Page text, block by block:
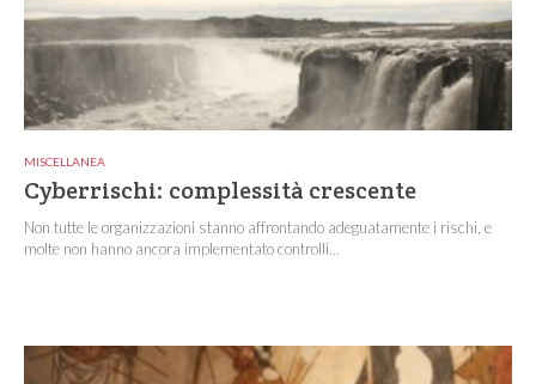
MISCELLANEA
Cyberrischi: complessità crescente
Non tutte le organizzazioni stanno affrontando adeguatamente i rischi, e
molte non hanno ancora implementato controlli...